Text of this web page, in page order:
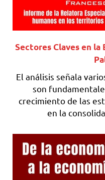
Sectores Claves en la
El análisis señala
son
crecimiento de las
en la